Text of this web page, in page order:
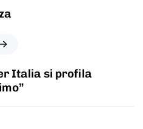
Italia si profila